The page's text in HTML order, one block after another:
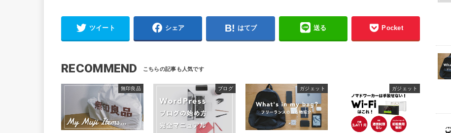
ツイート シェア はてブ 送る Pocket
RECOMMEND
無印良品 ブログ ガジェット ガジェット